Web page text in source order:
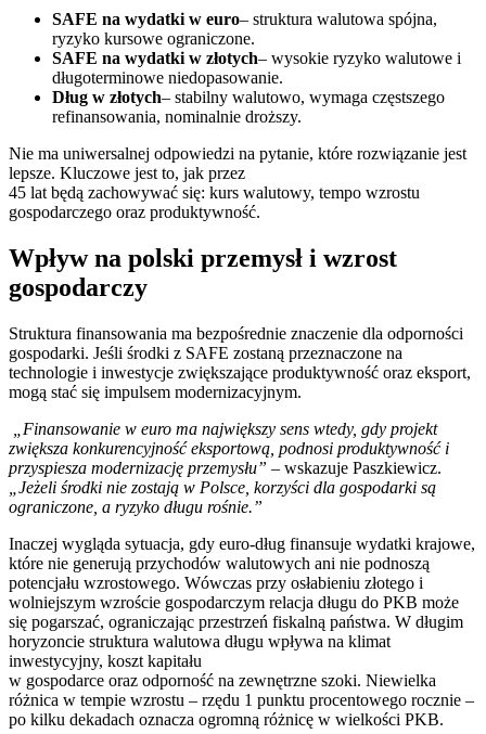
SAFE na wydatki w euro– struktura walutowa spójna,
ryzyko kursowe ograniczone.
SAFE na wydatki w złotych– wysokie ryzyko walutowe i
długoterminowe niedopasowanie.
Dług w złotych– stabilny walutowo, wymaga częstszego
refinansowania, nominalnie droższy.
Nie ma uniwersalnej odpowiedzi na pytanie, które rozwiązanie jest
lepsze. Kluczowe jest to, jak przez
45 lat będą zachowywać się: kurs walutowy, tempo wzrostu
gospodarczego oraz produktywność.
Wpływ na polski przemysł i wzrost
gospodarczy
Struktura finansowania ma bezpośrednie znaczenie dla odporności
gospodarki. Jeśli środki z SAFE zostaną przeznaczone na
technologie i inwestycje zwiększające produktywność oraz eksport,
mogą stać się impulsem modernizacyjnym.
„Finansowanie w euro ma największy sens wtedy, gdy projekt
zwiększa konkurencyjność eksportową, podnosi produktywność i
przyspiesza modernizację przemysłu” – wskazuje Paszkiewicz.
„Jeżeli środki nie zostają w Polsce, korzyści dla gospodarki są
ograniczone, a ryzyko długu rośnie.”
Inaczej wygląda sytuacja, gdy euro-dług finansuje wydatki krajowe,
które nie generują przychodów walutowych ani nie podnoszą
potencjału wzrostowego. Wówczas przy osłabieniu złotego i
wolniejszym wzroście gospodarczym relacja długu do PKB może
się pogarszać, ograniczając przestrzeń fiskalną państwa. W długim
horyzoncie struktura walutowa długu wpływa na klimat
inwestycyjny, koszt kapitału
w gospodarce oraz odporność na zewnętrzne szoki. Niewielka
różnica w tempie wzrostu – rzędu 1 punktu procentowego rocznie –
po kilku dekadach oznacza ogromną różnicę w wielkości PKB.